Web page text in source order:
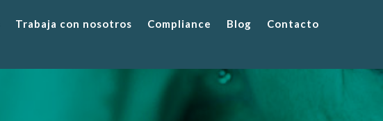
Trabaja con nosotros Compliance Blog Contacto